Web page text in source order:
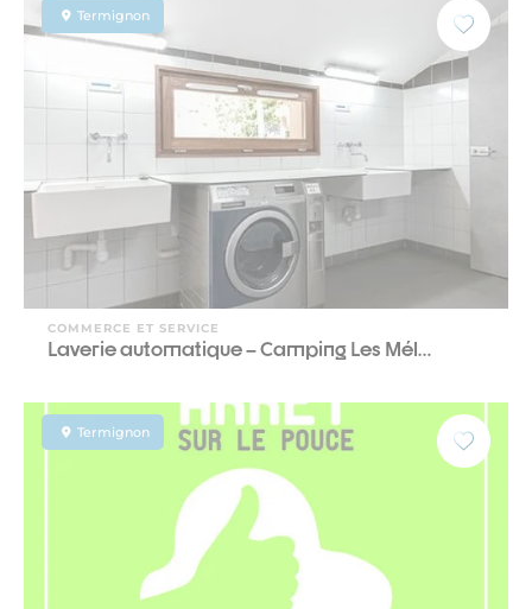
Termignon
COMMERCE ET SERVICE
Laverie automatique – Camping Les Mél…
Termignon